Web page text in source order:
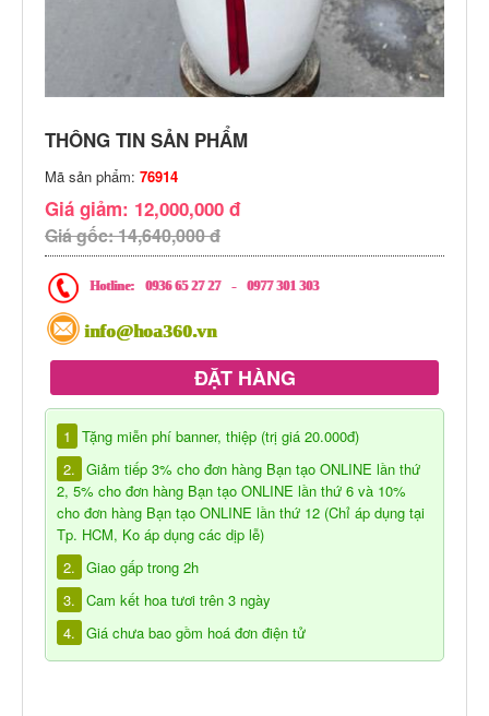
THÔNG TIN SẢN PHẨM
Mã sản phẩm: 76914
Giá giảm: 12,000,000 đ
Giá gốc: 14,640,000 đ
Hotline: 0936 65 27 27 - 0977 301 303
info@hoa360.vn
ĐẶT HÀNG
1
Tặng miễn phí banner, thiệp (trị giá 20.000đ)
2. Giảm tiếp 3% cho đơn hàng Bạn tạo ONLINE lần thứ
2, 5% cho đơn hàng Bạn tạo ONLINE lần thứ 6 và 10%
cho đơn hàng Bạn tạo ONLINE lần thứ 12 (Chỉ áp dụng tại
Tp. HCM, Ko áp dụng các dịp lễ)
2. Giao gấp trong 2h
3. Cam kết hoa tươi trên 3 ngày
4. Giá chưa bao gồm hoá đơn điện tử